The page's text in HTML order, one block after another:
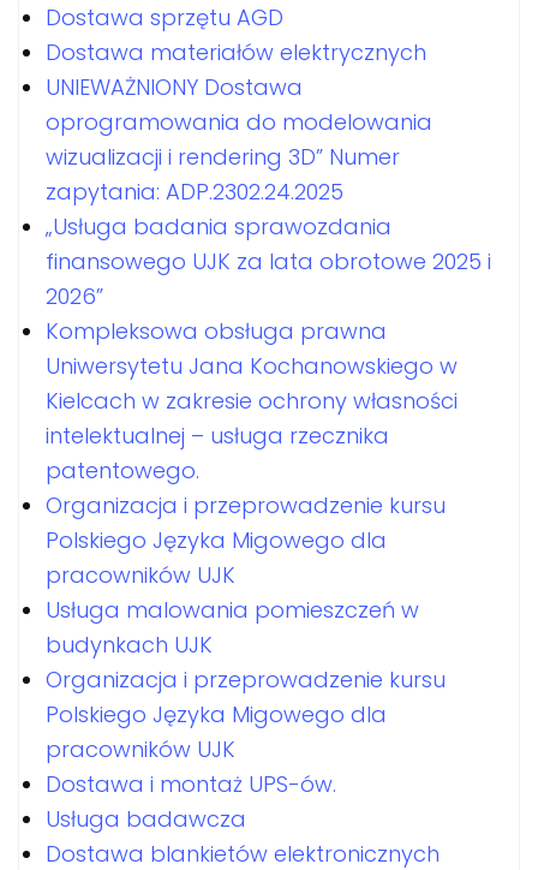
Dostawa sprzętu AGD
Dostawa materiałów elektrycznych
UNIEWAŻNIONY Dostawa
oprogramowania do modelowania
wizualizacji i rendering 3D” Numer
zapytania: ADP.2302.24.2025
„Usługa badania sprawozdania
finansowego UJK za lata obrotowe 2025 i
2026”
Kompleksowa obsługa prawna
Uniwersytetu Jana Kochanowskiego w
Kielcach w zakresie ochrony własności
intelektualnej – usługa rzecznika
patentowego.
Organizacja i przeprowadzenie kursu
Polskiego Języka Migowego dla
pracowników UJK
Usługa malowania pomieszczeń w
budynkach UJK
Organizacja i przeprowadzenie kursu
Polskiego Języka Migowego dla
pracowników UJK
Dostawa i montaż UPS-ów.
Usługa badawcza
Dostawa blankietów elektronicznych